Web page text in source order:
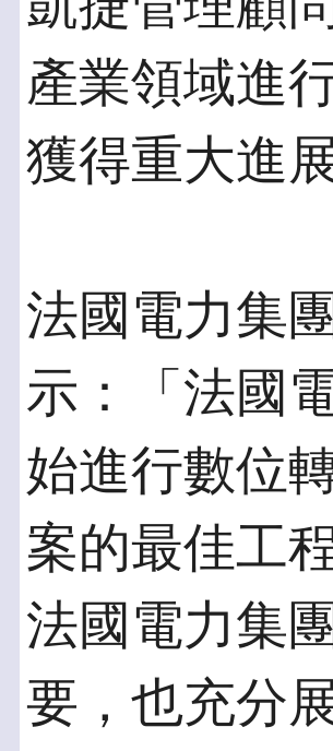
產業領域進
獲得重大進展
法國電力集
示：「法國
始進行數位
案的最佳工
法國電力集
要，也充分